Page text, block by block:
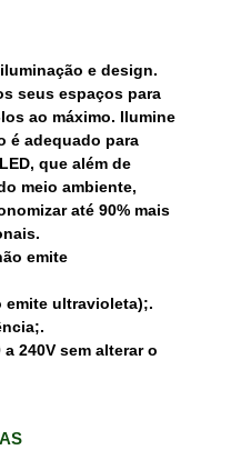
e design.
seus espaços para
ao máximo. Ilumine
é adequado para
que além de
meio ambiente,
até 90% mais
emite
emite ultravioleta);.
240V sem alterar o